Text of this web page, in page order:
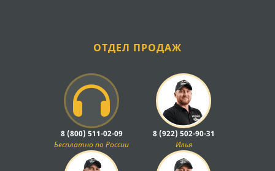
ОТДЕЛ ПРОДАЖ
8 (800) 511-02-09
Бесплатно по России
8 (922) 502-90-31
Илья